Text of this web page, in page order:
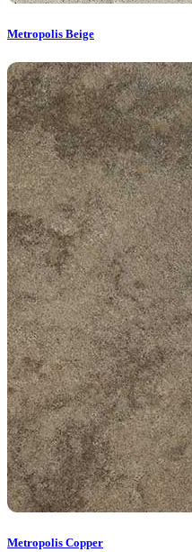
Metropolis Beige
Metropolis Copper